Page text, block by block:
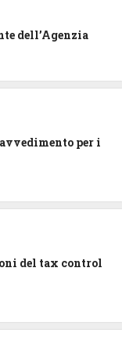
dell’Agenzia
per i
del tax control